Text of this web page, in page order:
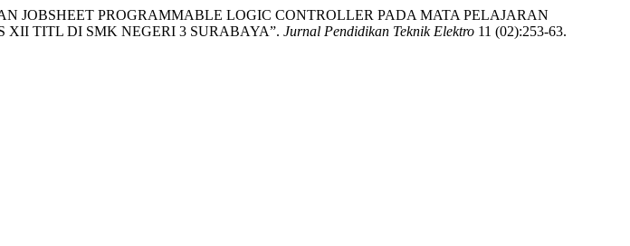
JOBSHEET PROGRAMMABLE LOGIC CONTROLLER PADA MATA PELAJARAN
TITL DI SMK NEGERI 3 SURABAYA”. Jurnal Pendidikan Teknik Elektro 11 (02):253-63.